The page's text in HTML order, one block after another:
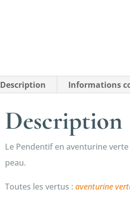
Description Informations
Description
Le Pendentif en aventurine
peau.
Toutes les vertus :aventurine